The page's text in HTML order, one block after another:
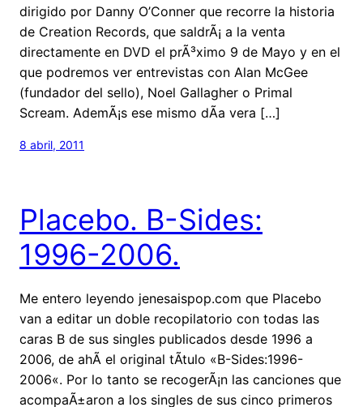
dirigido por Danny O’Conner que recorre la historia
de Creation Records, que saldrÃ¡ a la venta
directamente en DVD el prÃ³ximo 9 de Mayo y en el
que podremos ver entrevistas con Alan McGee
(fundador del sello), Noel Gallagher o Primal
Scream. AdemÃ¡s ese mismo dÃ­a vera […]
8 abril, 2011
Placebo. B-Sides:
1996-2006.
Me entero leyendo jenesaispop.com que Placebo
van a editar un doble recopilatorio con todas las
caras B de sus singles publicados desde 1996 a
2006, de ahÃ­ el original tÃ­tulo «B-Sides:1996-
2006«. Por lo tanto se recogerÃ¡n las canciones que
acompaÃ±aron a los singles de sus cinco primeros